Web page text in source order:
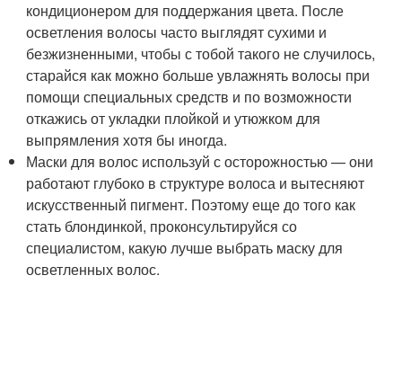
кондиционером для поддержания цвета. После
осветления волосы часто выглядят сухими и
безжизненными, чтобы с тобой такого не случилось,
старайся как можно больше увлажнять волосы при
помощи специальных средств и по возможности
откажись от укладки плойкой и утюжком для
выпрямления хотя бы иногда.
Маски для волос используй с осторожностью — они
работают глубоко в структуре волоса и вытесняют
искусственный пигмент. Поэтому еще до того как
стать блондинкой, проконсультируйся со
специалистом, какую лучше выбрать маску для
осветленных волос.